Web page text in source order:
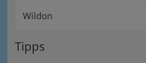
Wildon
Tipps